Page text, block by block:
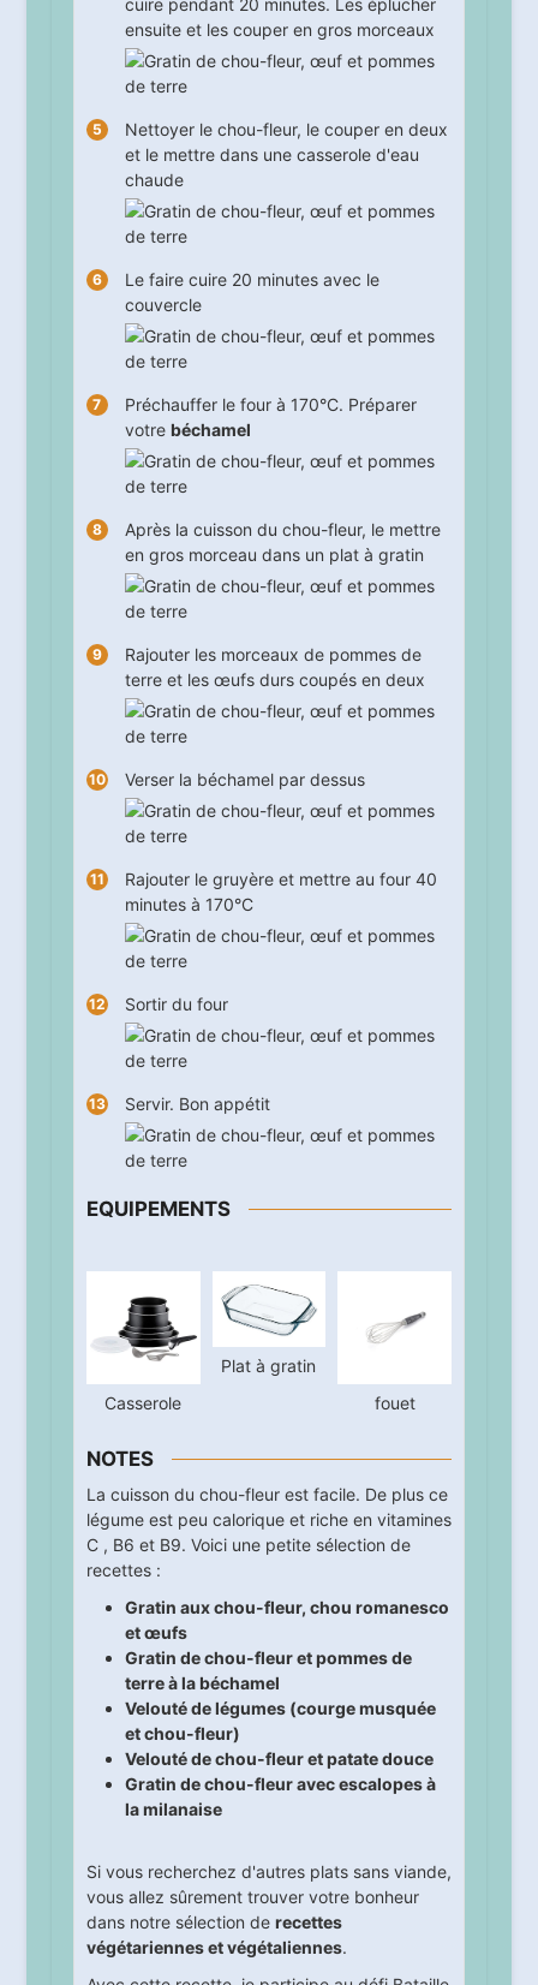
cuire pendant 20 minutes. Les éplucher
ensuite et les couper en gros morceaux
Nettoyer le chou-fleur, le couper en deux
et le mettre dans une casserole d'eau
chaude
Le faire cuire 20 minutes avec le
couvercle
Préchauffer le four à 170°C. Préparer
votre béchamel
Après la cuisson du chou-fleur, le mettre
en gros morceau dans un plat à gratin
Rajouter les morceaux de pommes de
terre et les œufs durs coupés en deux
Verser la béchamel par dessus
Rajouter le gruyère et mettre au four 40
minutes à 170°C
Sortir du four
Servir. Bon appétit
EQUIPEMENTS
Casserole
Plat à gratin
fouet
NOTES
La cuisson du chou-fleur est facile. De plus ce
légume est peu calorique et riche en vitamines
C , B6 et B9. Voici une petite sélection de
recettes :
Gratin aux chou-fleur, chou romanesco
et œufs
Gratin de chou-fleur et pommes de
terre à la béchamel
Velouté de légumes (courge musquée
et chou-fleur)
Velouté de chou-fleur et patate douce
Gratin de chou-fleur avec escalopes à
la milanaise
Si vous recherchez d'autres plats sans viande,
vous allez sûrement trouver votre bonheur
dans notre sélection de recettes
végétariennes et végétaliennes.